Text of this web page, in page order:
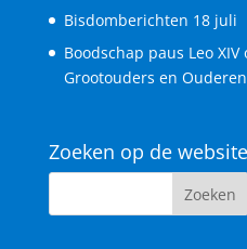
Bisdomberichten 18 juli
Boodschap paus Leo
Grootouders en
Zoeken op de website